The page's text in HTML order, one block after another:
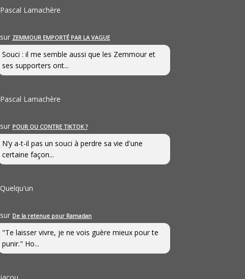
Pascal Lamachère
sur ZEMMOUR EMPORTÉ PAR LA VAGUE
Souci : il me semble aussi que les Zemmour et
ses supporters ont...
Pascal Lamachère
sur POUR OU CONTRE TIKTOK ?
N’y a-t-il pas un souci à perdre sa vie d'une
certaine façon...
Quelqu'un
sur De la retenue pour Ramadan
"Te laisser vivre, je ne vois guère mieux pour te
punir." Ho...